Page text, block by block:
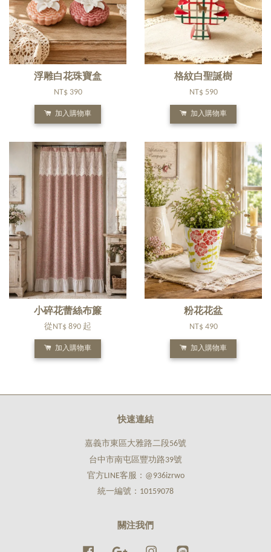
浮雕白花珠寶盒
NT$ 390
加入購物車
格紋白聖誕樹
NT$ 590
加入購物車
小碎花蕾絲布簾
從 NT$ 890 起
加入購物車
粉花花盆
NT$ 490
加入購物車
快速連結
嘉義市東區大雅路二段56號
台中市南屯區豐功路39號
官方LINE客服：@936izrwo
統一編號：10159078
關注我們
Facebook Google Instagram